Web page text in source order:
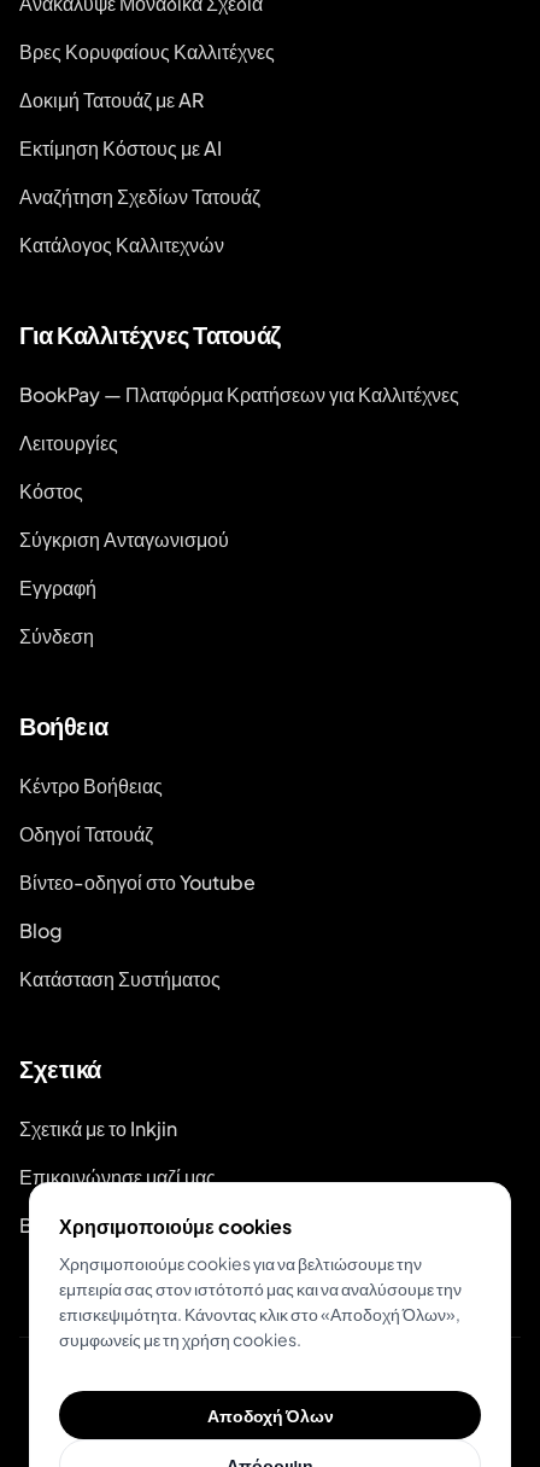
Βρες Κορυφαίους Καλλιτέχνες
Δοκιμή Τατουάζ με AR
Εκτίμηση Κόστους με AI
Αναζήτηση Σχεδίων Τατουάζ
Κατάλογος Καλλιτεχνών
Για Καλλιτέχνες Τατουάζ
BookPay — Πλατφόρμα Κρατήσεων για Καλλιτέχνες
Λειτουργίες
Κόστος
Σύγκριση Ανταγωνισμού
Εγγραφή
Σύνδεση
Βοήθεια
Κέντρο Βοήθειας
Οδηγοί Τατουάζ
Βίντεο-οδηγοί στο Youtube
Blog
Κατάσταση Συστήματος
Σχετικά
Σχετικά με το Inkjin
Επικοινώνησε μαζί μας
Branding Kit
Πολιτική ΑπορρήτουΌροι Χρήσης
Χρησιμοποιούμε cookies
Χρησιμοποιούμε cookies για να βελτιώσουμε την
εμπειρία σας στον ιστότοπό μας και να αναλύσουμε την
επισκεψιμότητα. Κάνοντας κλικ στο «Αποδοχή Όλων»,
συμφωνείς με τη χρήση cookies.
Αποδοχή Όλων